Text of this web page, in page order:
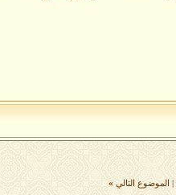
الموضوع التالي »